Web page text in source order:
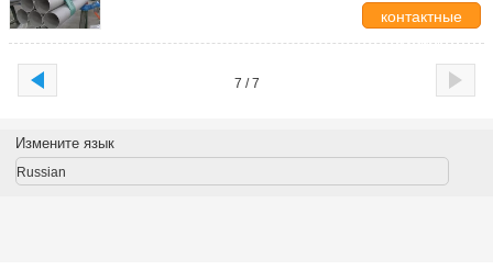
контактные
данные
7 / 7
Измените язык
Russian